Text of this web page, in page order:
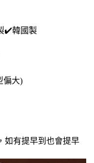
✔️韓國製
偏大)
如有提早到也會提早